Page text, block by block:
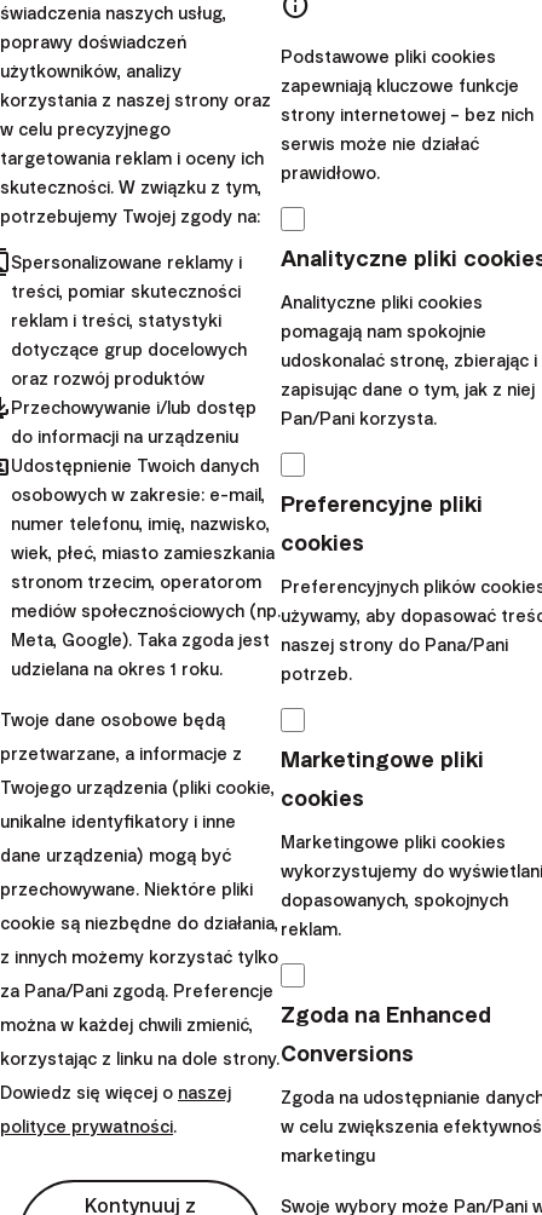
(„Super! W końcu łatwy dostęp do ETF-ów.”), a
delikatnym rozczarowaniem („Dlaczego tylko te ETF-y i
dlaczego tylko taki sposób alokacji pieniędzy?”). Jednak
wraz z kolejnymi przeczytanymi tekstami oraz
rozmowami z Michałem Maninem, który bardzo
profesjonalnie znosił moje pytania na infolinii,
przekonałem się, żeoferta zaprezentowana przez
Finax dobrze wpisuje się w zróżnicowanie, którego
szukałem w swoim portfelu inwestycyjnym.
Jest znacząco mniej ryzykowna niż tradycyjne
instrumenty giełdowe,
ale też znacząco bardziej
ryzykowna niż obligacje skarbowe (daje więc szansę na
zarobienie pieniędzy w dłuższym terminie, przy stopie
ryzyka, która nie stanie się źródłem lęku o
zaoszczędzone środki w sytuacji drastycznych spadków
cen akcji na giełdzie). Czysto praktyczne powody takie,
jak pomoc podczas rozliczeń z fiskusem, czy tzw.
automatyczny rebalansingsą istotnym dodatkiem, ale
tym co miało dla mnie największe znaczenie było
zaobserwowanie, że Finax wziął na siebie bardzo
trudne zadanie edukowania zwykłych osób w
różnorodnych zagadnieniach finansowych
swoją stronę internetową oraz kanały mediów
społecznościowych. Robią to w sposób przystępny i bez
mydlenia oczu profesjonalnym żargonem. Pomagają w
wypracowaniu nawyków, które nie każdemu przychodzą
z łatwością. Innymi słowy, robią wszystko to, czego sam
szukałem w różnych miejscach kilkanaście lat temu.
Inwestuję w wewnętrzny
spokój
W dniu kiedy piszę poniższe słowa Finax stanowi około
13% mojego portfela. Udział ten będzie się stopniowo
zwiększał wraz z upływem czasu i terminów
zapadalności na różnych lokatach. Mój cel inwestycyjny
świadczenia naszych usług,
poprawy doświadczeń
użytkowników, analizy
korzystania z naszej strony oraz
w celu precyzyjnego
targetowania reklam i oceny ich
skuteczności. W związku z tym,
potrzebujemy Twojej zgody na:
Spersonalizowane reklamy i
treści, pomiar skuteczności
reklam i treści, statystyki
dotyczące grup docelowych
oraz rozwój produktów
Przechowywanie i/lub dostęp
do informacji na urządzeniu
Udostępnienie Twoich danych
osobowych w zakresie: e-mail,
numer telefonu, imię, nazwisko,
wiek, płeć, miasto zamieszkania
stronom trzecim, operatorom
mediów społecznościowych (np.
Meta, Google). Taka zgoda jest
udzielana na okres 1 roku.
Twoje dane osobowe będą
przetwarzane, a informacje z
Twojego urządzenia (pliki cookie,
unikalne identyfikatory i inne
dane urządzenia) mogą być
przechowywane. Niektóre pliki
cookie są niezbędne do działania,
z innych możemy korzystać tylko
za Pana/Pani zgodą. Preferencje
można w każdej chwili zmienić,
korzystając z linku na dole strony.
Dowiedz się więcej o naszej
polityce prywatności.
Kontynuuj z
Podstawowe pliki cookies
zapewniają kluczowe funkcje
strony internetowej – bez nich
serwis może nie działać
prawidłowo.
Analityczne pliki
Analityczne pliki cookies
pomagają nam spokojnie
udoskonalać stronę, zbierając i
zapisując dane o tym, jak z niej
Pan/Pani korzysta.
Preferencyjne pliki
cookies
Preferencyjnych plików
używamy, aby dopasować
naszej strony do Pana/Pani
potrzeb.
Marketingowe pliki
cookies
Marketingowe pliki cookies
wykorzystujemy do
dopasowanych, spokojnych
reklam.
Zgoda na Enhanced
Conversions
Zgoda na udostępnianie
w celu zwiększenia
marketingu
Swoje wybory może Pan/Pani